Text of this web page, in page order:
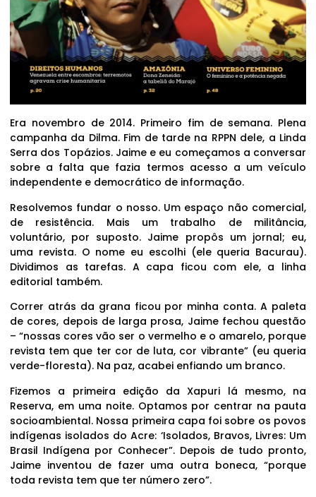
Era novembro de 2014. Primeiro fim de semana. Plena
campanha da Dilma. Fim de tarde na RPPN dele, a Linda
Serra dos Topázios. Jaime e eu começamos a conversar
sobre a falta que fazia termos acesso a um veículo
independente e democrático de informação.
Resolvemos fundar o nosso. Um espaço não comercial,
de resistência. Mais um trabalho de militância,
voluntário, por suposto. Jaime propôs um jornal; eu,
uma revista. O nome eu escolhi (ele queria Bacurau).
Dividimos as tarefas. A capa ficou com ele, a linha
editorial também.
Correr atrás da grana ficou por minha conta. A paleta
de cores, depois de larga prosa, Jaime fechou questão
– “nossas cores vão ser o vermelho e o amarelo, porque
revista tem que ter cor de luta, cor vibrante” (eu queria
verde-floresta). Na paz, acabei enfiando um branco.
Fizemos a primeira edição da Xapuri lá mesmo, na
Reserva, em uma noite. Optamos por centrar na pauta
socioambiental. Nossa primeira capa foi sobre os povos
indígenas isolados do Acre: ‘Isolados, Bravos, Livres: Um
Brasil Indígena por Conhecer”. Depois de tudo pronto,
Jaime inventou de fazer uma outra boneca, “porque
toda revista tem que ter número zero”.